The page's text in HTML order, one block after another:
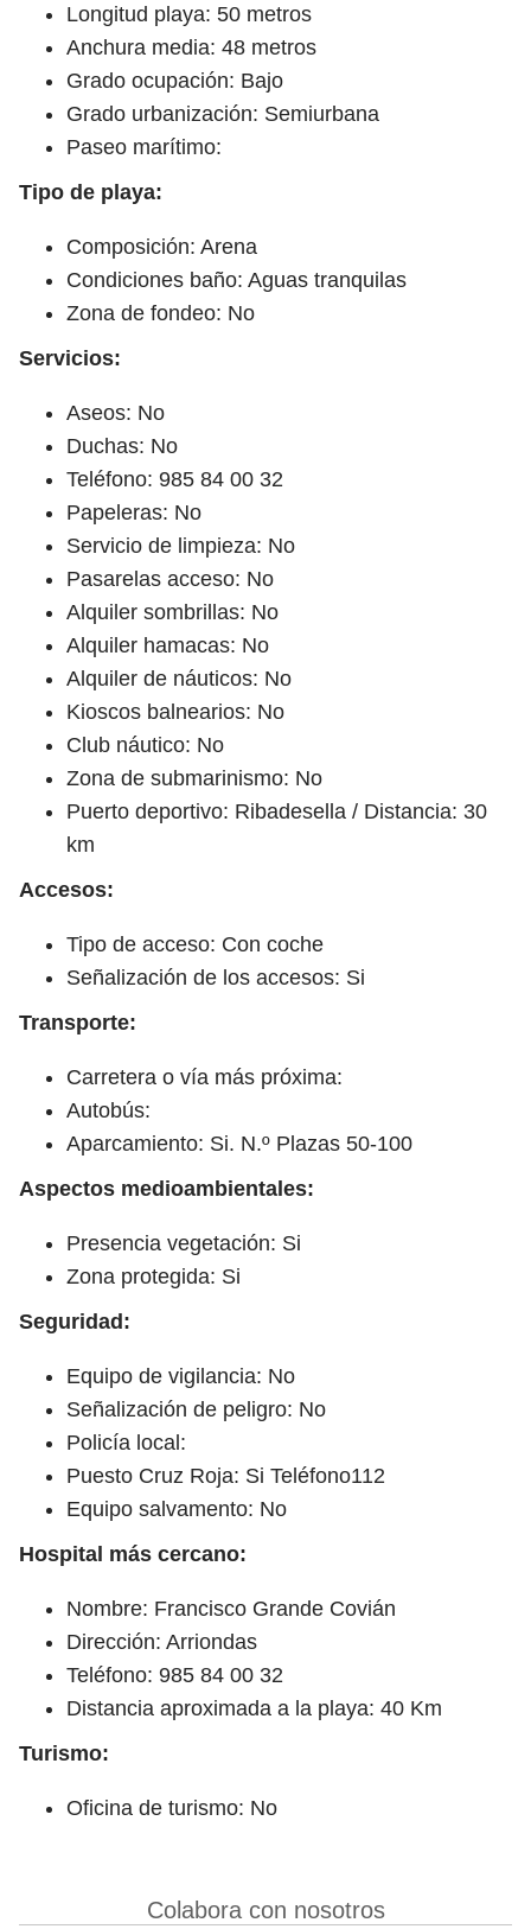
Longitud playa: 50 metros
Anchura media: 48 metros
Grado ocupación: Bajo
Grado urbanización: Semiurbana
Paseo marítimo:
Tipo de playa:
Composición: Arena
Condiciones baño: Aguas tranquilas
Zona de fondeo: No
Servicios:
Aseos: No
Duchas: No
Teléfono: 985 84 00 32
Papeleras: No
Servicio de limpieza: No
Pasarelas acceso: No
Alquiler sombrillas: No
Alquiler hamacas: No
Alquiler de náuticos: No
Kioscos balnearios: No
Club náutico: No
Zona de submarinismo: No
Puerto deportivo: Ribadesella / Distancia: 30
km
Accesos:
Tipo de acceso: Con coche
Señalización de los accesos: Si
Transporte:
Carretera o vía más próxima:
Autobús:
Aparcamiento: Si. N.º Plazas 50-100
Aspectos medioambientales:
Presencia vegetación: Si
Zona protegida: Si
Seguridad:
Equipo de vigilancia: No
Señalización de peligro: No
Policía local:
Puesto Cruz Roja: Si Teléfono112
Equipo salvamento: No
Hospital más cercano:
Nombre: Francisco Grande Covián
Dirección: Arriondas
Teléfono: 985 84 00 32
Distancia aproximada a la playa: 40 Km
Turismo:
Oficina de turismo: No
Colabora con nosotros